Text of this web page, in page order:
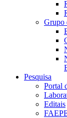
Grupo
Pesquisa
Portal
Editais